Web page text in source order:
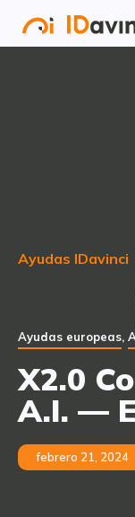
Ayudas IDavinci
Ayudas europeas,
X2.0
A.I. —
febrero 21, 2024